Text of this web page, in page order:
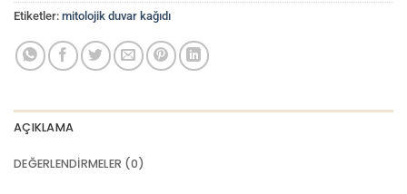
baskı kalitesine yükseltip
üretim yaparız.
GÖRSEL LINKI
Etiketler: mitolojik duvar kağıdı
AÇIKLAMA
DEĞERLENDIRMELER (0)